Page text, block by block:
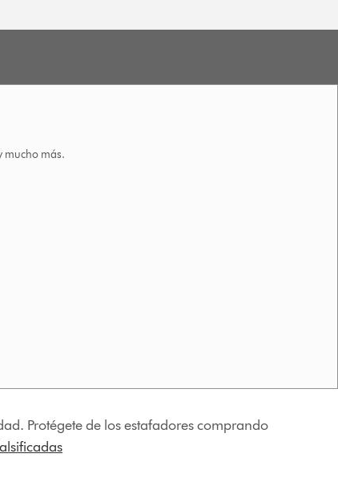
mucho más.
Protégete de los estafadores comprando